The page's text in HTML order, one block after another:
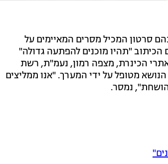
סרטון המכיל מסרים המאיימים על
"תהיו מוכנים להפתעה גדולה"
הכינרת, מצפה רמון, נעמ"ת, רשת
מטופל על ידי המערך. "אנו ממליצים
נמסר.